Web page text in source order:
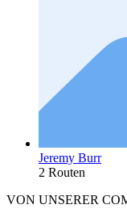
Jeremy Burr
2 Routen
VON UNSERER